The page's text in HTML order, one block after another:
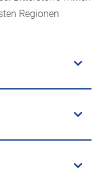
Regionen
Zunge
finden sich
haben wir
Sie sind
Stoffe
auf Bitterstoffe
Sie sorgen so
möglichst